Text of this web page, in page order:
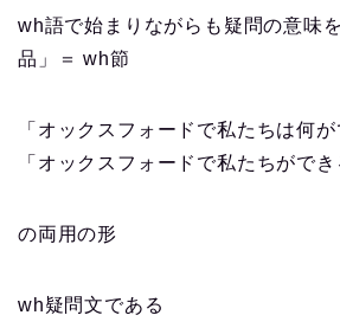
wh語で始まりながらも疑問の意味
品」＝ wh節
「オックスフォードで私たちは何が
「オックスフォードで私たちができ
の両用の形
wh疑問文である